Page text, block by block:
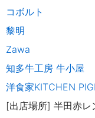
コボルト
黎明
Zawa
知多牛工房 牛小屋
洋食家KITCHEN
[出店場所] 半田赤レ